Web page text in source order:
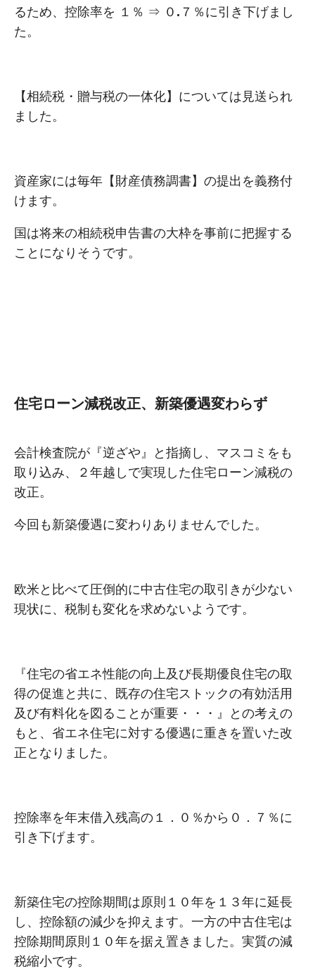
るため、控除率を １％ ⇒ ０ . ７％に引き下げまし
た。
【相続税・贈与税の一体化】については見送られ
ました。
資産家には毎年【財産債務調書】の提出を義務付
けます。
国は将来の相続税申告書の大枠を事前に把握する
ことになりそうです。
住宅ローン減税改正、新築優遇変わらず
会計検査院が『逆ざや』と指摘し、マスコミをも
取り込み、２年越しで実現した住宅ローン減税の
改正。
今回も新築優遇に変わりありませんでした。
欧米と比べて圧倒的に中古住宅の取引きが少ない
現状に、税制も変化を求めないようです。
『住宅の省エネ性能の向上及び長期優良住宅の取
得の促進と共に、既存の住宅ストックの有効活用
及び有料化を図ることが重要・・・』との考えの
もと、省エネ住宅に対する優遇に重きを置いた改
正となりました。
控除率を年末借入残高の１．０％から０．７％に
引き下げます。
新築住宅の控除期間は原則１０年を１３年に延長
し、控除額の減少を抑えます。一方の中古住宅は
控除期間原則１０年を据え置きました。実質の減
税縮小です。